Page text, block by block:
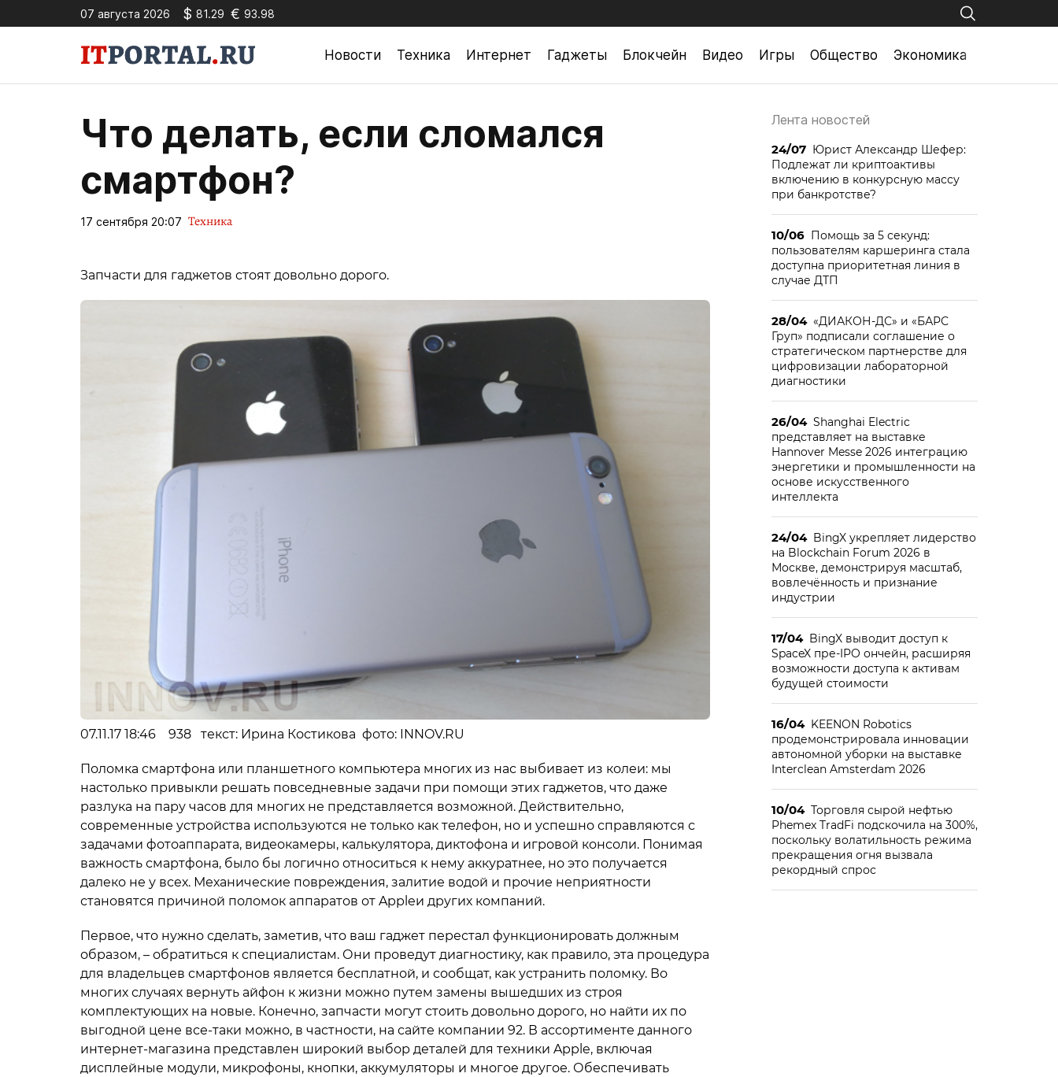
07 августа 2026 $ 81.29 € 93.98
Новости Техника Интернет Гаджеты Блокчейн Видео Игры Общество Экономика
Что делать, если сломался
смартфон?
17 сентября 20:07 Техника
Запчасти для гаджетов стоят довольно дорого.
07.11.17 18:46 938 текст: Ирина Костикова фото: INNOV.RU
Поломка смартфона или планшетного компьютера многих из нас выбивает из колеи: мы
настолько привыкли решать повседневные задачи при помощи этих гаджетов, что даже
разлука на пару часов для многих не представляется возможной. Действительно,
современные устройства используются не только как телефон, но и успешно справляются с
задачами фотоаппарата, видеокамеры, калькулятора, диктофона и игровой консоли. Понимая
важность смартфона, было бы логично относиться к нему аккуратнее, но это получается
далеко не у всех. Механические повреждения, залитие водой и прочие неприятности
становятся причиной поломок аппаратов от Appleи других компаний.
Первое, что нужно сделать, заметив, что ваш гаджет перестал функционировать должным
образом, – обратиться к специалистам. Они проведут диагностику, как правило, эта процедура
для владельцев смартфонов является бесплатной, и сообщат, как устранить поломку. Во
многих случаях вернуть айфон к жизни можно путем замены вышедших из строя
комплектующих на новые. Конечно, запчасти могут стоить довольно дорого, но найти их по
выгодной цене все-таки можно, в частности, на сайте компании 92. В ассортименте данного
интернет-магазина представлен широкий выбор деталей для техники Apple, включая
дисплейные модули, микрофоны, кнопки, аккумуляторы и многое другое. Обеспечивать
Лента новостей
24/07 Юрист Александр Шефер:
Подлежат ли криптоактивы
включению в конкурсную массу
при банкротстве?
10/06 Помощь за 5 секунд:
пользователям каршеринга стала
доступна приоритетная линия в
случае ДТП
28/04 «ДИАКОН-ДС» и «БАРС
Груп» подписали соглашение о
стратегическом партнерстве для
цифровизации лабораторной
диагностики
26/04 Shanghai Electric
представляет на выставке
Hannover Messe 2026 интеграцию
энергетики и промышленности на
основе искусственного
интеллекта
24/04 BingX укрепляет лидерство
на Blockchain Forum 2026 в
Москве, демонстрируя масштаб,
вовлечённость и признание
индустрии
17/04 BingX выводит доступ к
SpaceX пре-IPO ончейн, расширяя
возможности доступа к активам
будущей стоимости
16/04 KEENON Robotics
продемонстрировала инновации
автономной уборки на выставке
Interclean Amsterdam 2026
10/04 Торговля сырой нефтью
Phemex TradFi подскочила на 300%,
поскольку волатильность режима
прекращения огня вызвала
рекордный спрос